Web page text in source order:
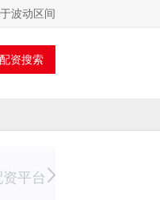
波动区间
配资搜索
平台